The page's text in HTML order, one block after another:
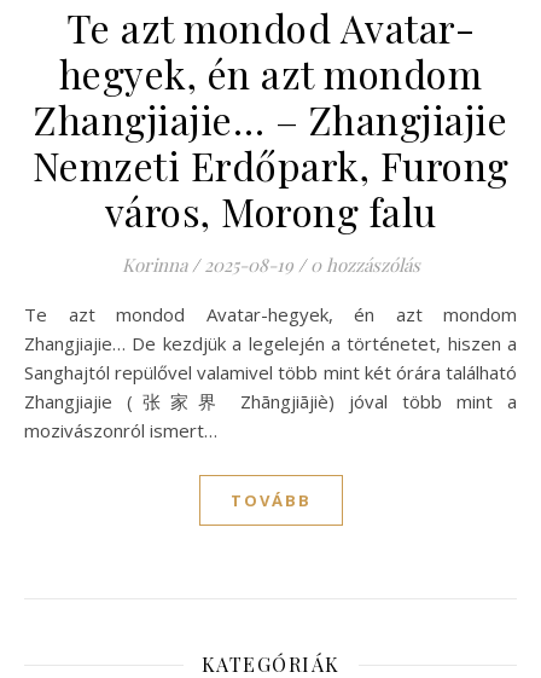
Te azt mondod Avatar-
hegyek, én azt mondom
Zhangjiajie… – Zhangjiajie
Nemzeti Erdőpark, Furong
város, Morong falu
Korinna / 2025-08-19 / 0 hozzászólás
Te azt mondod Avatar-hegyek, én azt mondom
Zhangjiajie… De kezdjük a legelején a történetet, hiszen a
Sanghajtól repülővel valamivel több mint két órára található
Zhangjiajie (张家界 Zhāngjiājiè) jóval több mint a
mozivászonról ismert…
TOVÁBB
KATEGÓRIÁK